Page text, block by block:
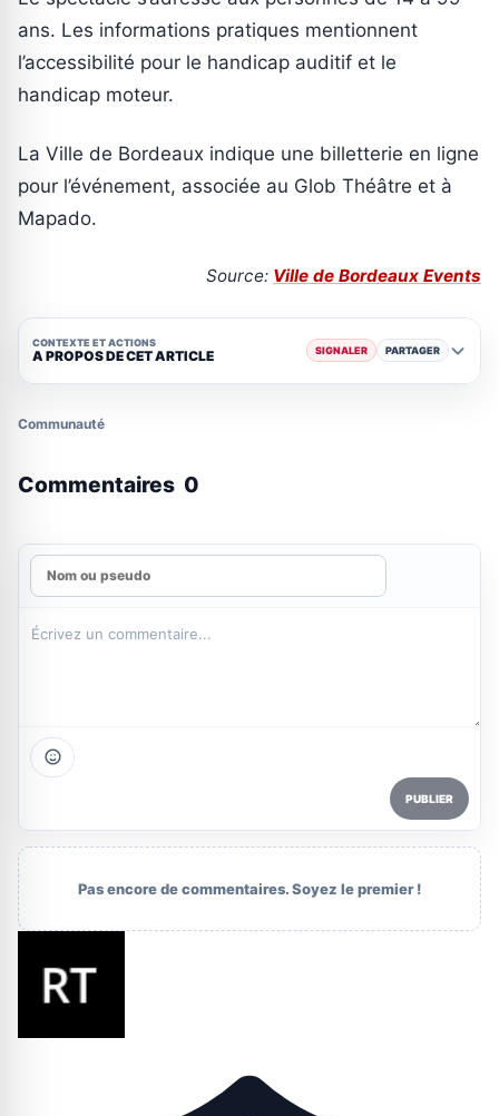
ans. Les informations pratiques mentionnent
l’accessibilité pour le handicap auditif et le
handicap moteur.
La Ville de Bordeaux indique une billetterie en ligne
pour l’événement, associée au Glob Théâtre et à
Mapado.
Source: Ville de Bordeaux Events
CONTEXTE ET ACTIONS
A PROPOS DE CET ARTICLE SIGNALER PARTAGER
Communauté
Commentaires 0
PUBLIER
Pas encore de commentaires. Soyez le premier !